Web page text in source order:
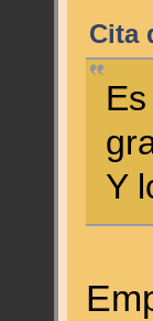
Cita
Y